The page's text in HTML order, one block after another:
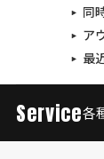
同
ア
最
Service各